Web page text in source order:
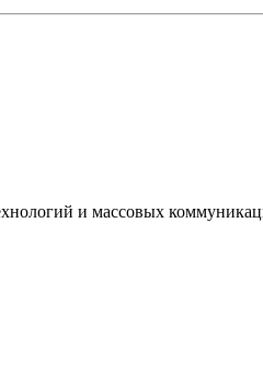
и массовых